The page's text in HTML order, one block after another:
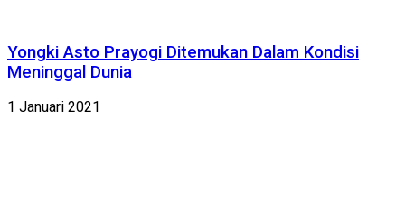
Yongki Asto Prayogi Ditemukan Dalam Kondisi
Meninggal Dunia
1 Januari 2021